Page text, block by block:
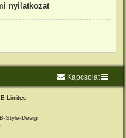
nyilatkozat
Kapcsolat
Limited
Style-Design